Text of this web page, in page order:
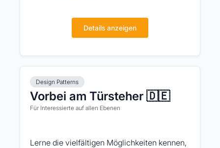
Details anzeigen
Design Patterns
Vorbei am Türsteher 🇩🇪
Für Interessierte auf allen Ebenen
Lerne die vielfältigen Möglichkeiten kennen,